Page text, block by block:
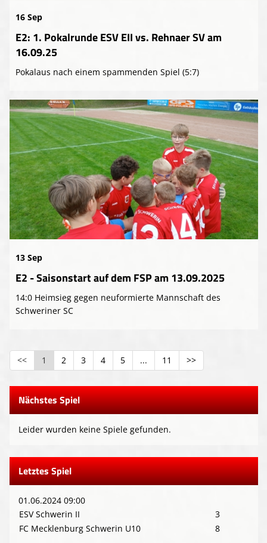
16 Sep
E2: 1. Pokalrunde ESV EII vs. Rehnaer SV am
16.09.25
Pokalaus nach einem spammenden Spiel (5:7)
13 Sep
E2 - Saisonstart auf dem FSP am 13.09.2025
14:0 Heimsieg gegen neuformierte Mannschaft des
Schweriner SC
<< 1 2 3 4 5 ... 11 >>
Nächstes Spiel
Leider wurden keine Spiele gefunden.
Letztes Spiel
01.06.2024 09:00
ESV Schwerin II
3
FC Mecklenburg Schwerin U10
8